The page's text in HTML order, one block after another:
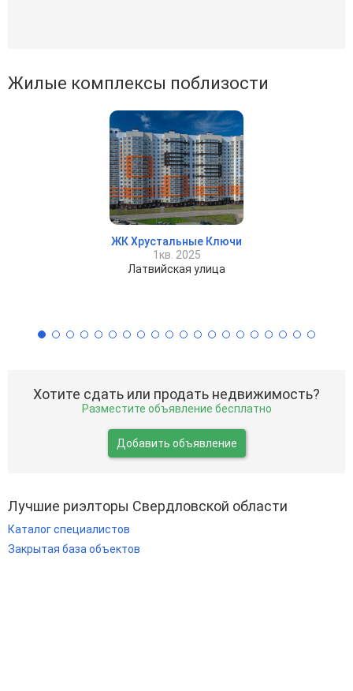
Жилые комплексы поблизости
ЖК Хрустальные Ключи
1кв. 2025
Латвийская улица
Хотите сдать или продать недвижимость?
Разместите объявление бесплатно
Добавить объявление
Лучшие риэлторы Свердловской области
Каталог специалистов
Закрытая база объектов